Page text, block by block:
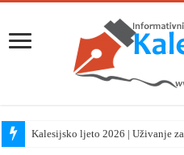
Kalesijsko ljeto 2026 | Uživanje